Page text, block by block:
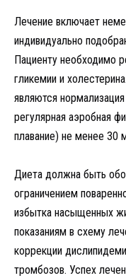
Лечение включает
индивидуально
Пациенту необходимо
гликемии и
являются
регулярная аэробная
плавание) не менее 30
Диета должна быть
ограничением
избытка насыщенных
показаниям в схему
коррекции
тромбозов. Успех